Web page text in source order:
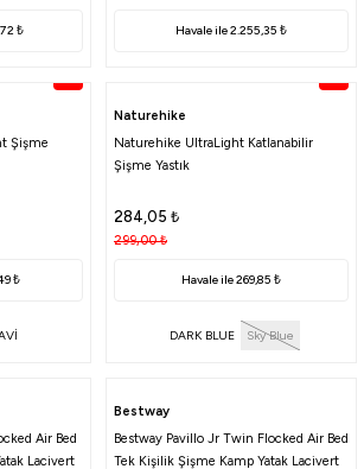
₺ Havale ile 2.255,35 ₺
Şişme
₺
Naturehike
Naturehike UltraLight Katlanabilir
Şişme Yastık
284,05 ₺
299,00₺
Havale ile 269,85 ₺
DARK BLUE Sky Blue
Air Bed
Lacivert
Bestway
Bestway Pavillo Jr Twin Flocked Air Bed
Tek Kişilik Şişme Kamp Yatak Lacivert